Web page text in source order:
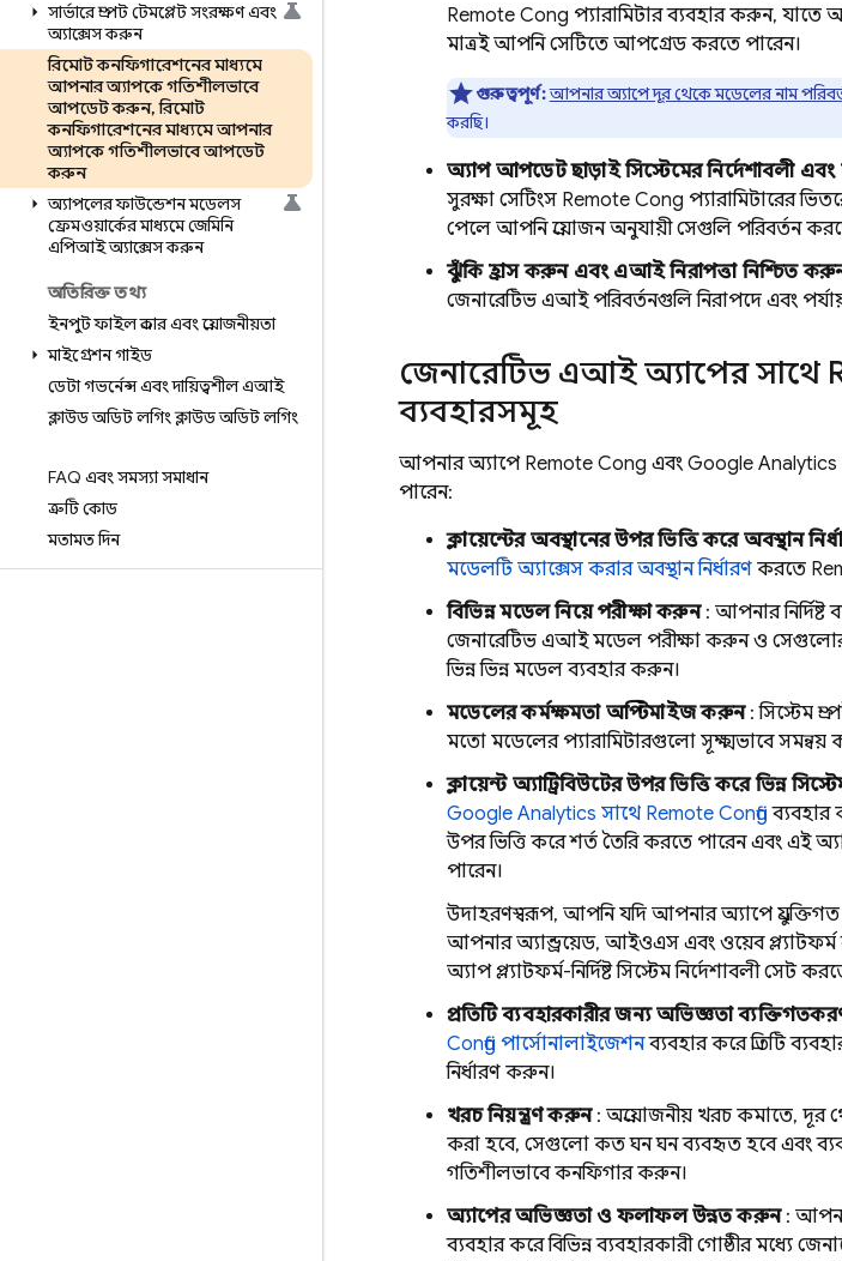
সার্ভারে প্রম্পট টেমপ্লেট সংরক্ষণ এবং
অ্যাক্সেস করুন
রিমোট কনফিগারেশনের মাধ্যমে
আপনার অ্যাপকে গতিশীলভাবে
আপডেট করুন,রিমোট
কনফিগারেশনের মাধ্যমে আপনার
অ্যাপকে গতিশীলভাবে আপডেট
করুন
অ্যাপলের ফাউন্ডেশন মডেলস
ফ্রেমওয়ার্কের মাধ্যমে জেমিনি
এপিআই অ্যাক্সেস করুন
অতিরিক্ত তথ্য
ইনপুট ফাইল প্রকার এবং প্রয়োজনীয়তা
মাইগ্রেশন গাইড
ডেটা গভর্নেন্স এবং দায়িত্বশীল এআই
ক্লাউড অডিট লগিংক্লাউড অডিট লগিং
FAQ এবং সমস্যা সমাধান
ত্রুটি কোড
মতামত দিন
Remote Config প্যারামিটার ব্যবহার করুন, যাতে
মাত্রই আপনি সেটিতে আপগ্রেড করতে পারেন।
গুরুত্বপূর্ণ:আপনার অ্যাপে দূর থেকে মডেলের নাম
করছি।
অ্যাপ আপডেট ছাড়াই সিস্টেমের নির্দেশাবলী
সুরক্ষা সেটিংস Remote Config প্যারামিটারের
পেলে আপনি প্রয়োজন অনুযায়ী সেগুলি পরিবর্তন
ঝুঁকি হ্রাস করুন এবং এআই নিরাপত্তা নিশ্চিত
জেনারেটিভ এআই পরিবর্তনগুলি নিরাপদে এবং
জেনারেটিভ এআই অ্যাপের সাথে
ব্যবহারসমূহ
আপনার অ্যাপে Remote Config এবং Google Analytics
পারেন:
ক্লায়েন্টের অবস্থানের উপর ভিত্তি করে অবস্থান
মডেলটি অ্যাক্সেস করার অবস্থান নির্ধারণ করতে
বিভিন্ন মডেল নিয়ে পরীক্ষা করুন: আপনার
জেনারেটিভ এআই মডেল পরীক্ষা করুন ও সেগুলোর
ভিন্ন ভিন্ন মডেল ব্যবহার করুন।
মডেলের কর্মক্ষমতা অপ্টিমাইজ করুন: সিস্টেম
মতো মডেলের প্যারামিটারগুলো সূক্ষ্মভাবে সমন্বয়
ক্লায়েন্ট অ্যাট্রিবিউটের উপর ভিত্তি করে ভিন্ন
Google Analytics সাথে Remote Config ব্যবহার
উপর ভিত্তি করে শর্ত তৈরি করতে পারেন এবং এই
পারেন।
উদাহরণস্বরূপ, আপনি যদি আপনার অ্যাপে
আপনার অ্যান্ড্রয়েড, আইওএস এবং ওয়েব প্ল্যাটফর্ম
অ্যাপ প্ল্যাটফর্ম-নির্দিষ্ট সিস্টেম নির্দেশাবলী সেট
প্রতিটি ব্যবহারকারীর জন্য অভিজ্ঞতা
Config পার্সোনালাইজেশনব্যবহার করে প্রতিটি
নির্ধারণ করুন।
খরচ নিয়ন্ত্রণ করুন: অপ্রয়োজনীয় খরচ কমাতে,
করা হবে, সেগুলো কত ঘন ঘন ব্যবহৃত হবে এবং
গতিশীলভাবে কনফিগার করুন।
অ্যাপের অভিজ্ঞতা ও ফলাফল উন্নত করুন:
ব্যবহার করে বিভিন্ন ব্যবহারকারী গোষ্ঠীর মধ্যে